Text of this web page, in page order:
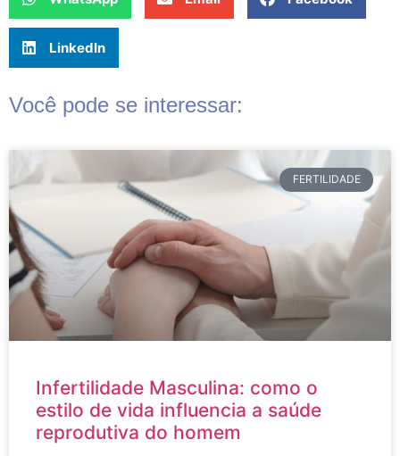
LinkedIn
Você pode se interessar:
FERTILIDADE
Infertilidade Masculina: como o
estilo de vida influencia a saúde
reprodutiva do homem